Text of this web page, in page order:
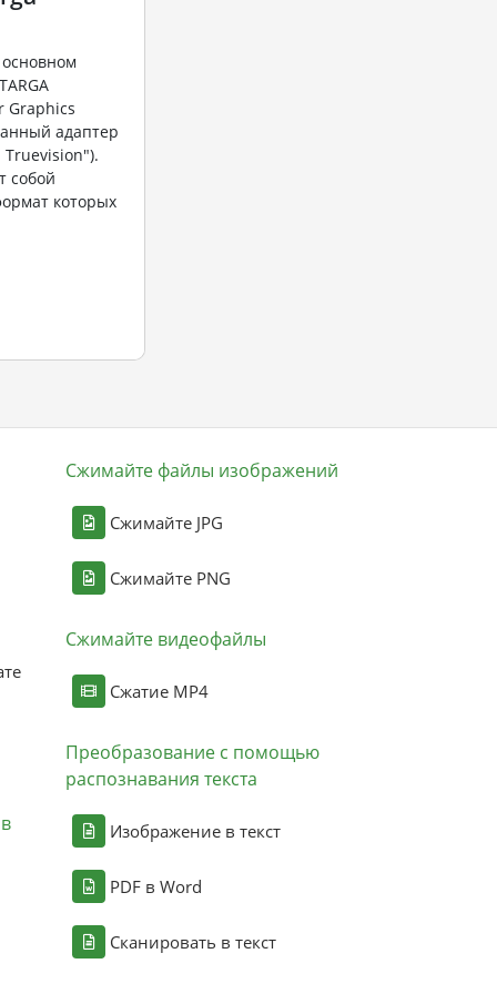
Graphics
адаптер
собой
которых
Сжимайте файлы изображений
Сжимайте JPG
Сжимайте PNG
Сжимайте видеофайлы
Сжатие MP4
Преобразование с помощью
распознавания текста
Изображение в текст
PDF в Word
Сканировать в текст